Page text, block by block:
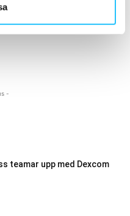
-
teamar upp med Dexcom